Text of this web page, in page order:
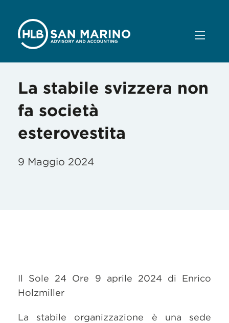
La stabile svizzera non
fa società
esterovestita
9 Maggio 2024
Il Sole 24 Ore 9 aprile 2024 di Enrico
Holzmiller
La stabile organizzazione è una sede